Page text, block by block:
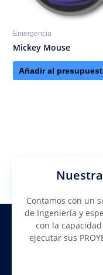
Emergencia
Mickey Mouse
Añadir al
Contamos con un
de Ingeniería y
con la
ejecutar sus